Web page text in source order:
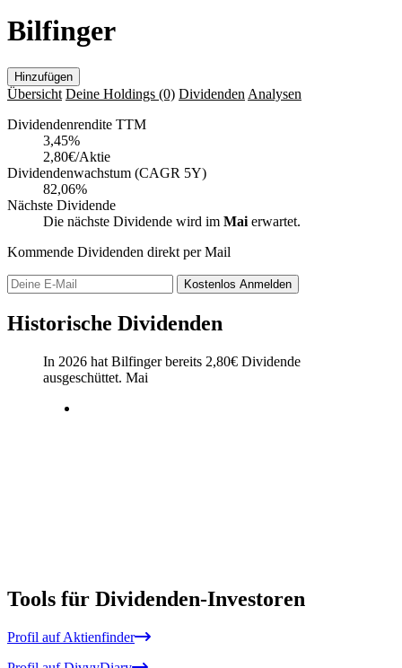
Bilfinger
Hinzufügen
Übersicht Deine Holdings (0) Dividenden Analysen
Dividendenrendite TTM
3,45%
2,80€/Aktie
Dividendenwachstum (CAGR 5Y)
82,06%
Nächste Dividende
Die nächste Dividende wird im Mai erwartet.
Kommende Dividenden direkt per Mail
Kostenlos Anmelden
Historische Dividenden
In 2026 hat Bilfinger bereits 2,80€ Dividende
ausgeschüttet. Mai
Tools für Dividenden-Investoren
Profil auf Aktienfinder